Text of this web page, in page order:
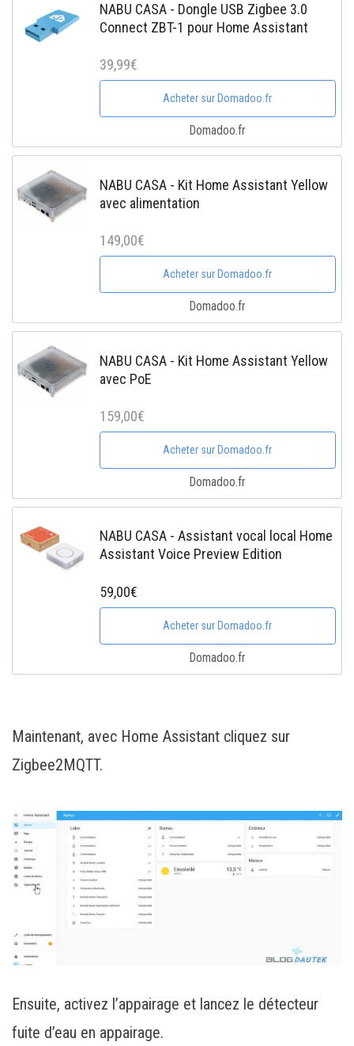
NABU CASA - Dongle USB Zigbee 3.0
Connect ZBT-1 pour Home Assistant
39,99€
Acheter sur Domadoo.fr
Domadoo.fr
NABU CASA - Kit Home Assistant Yellow
avec alimentation
149,00€
Acheter sur Domadoo.fr
Domadoo.fr
NABU CASA - Kit Home Assistant Yellow
avec PoE
159,00€
Acheter sur Domadoo.fr
Domadoo.fr
NABU CASA - Assistant vocal local Home
Assistant Voice Preview Edition
59,00€
Acheter sur Domadoo.fr
Domadoo.fr
Maintenant, avec Home Assistant cliquez sur
Zigbee2MQTT.
Ensuite, activez l’appairage et lancez le détecteur
fuite d’eau en appairage.